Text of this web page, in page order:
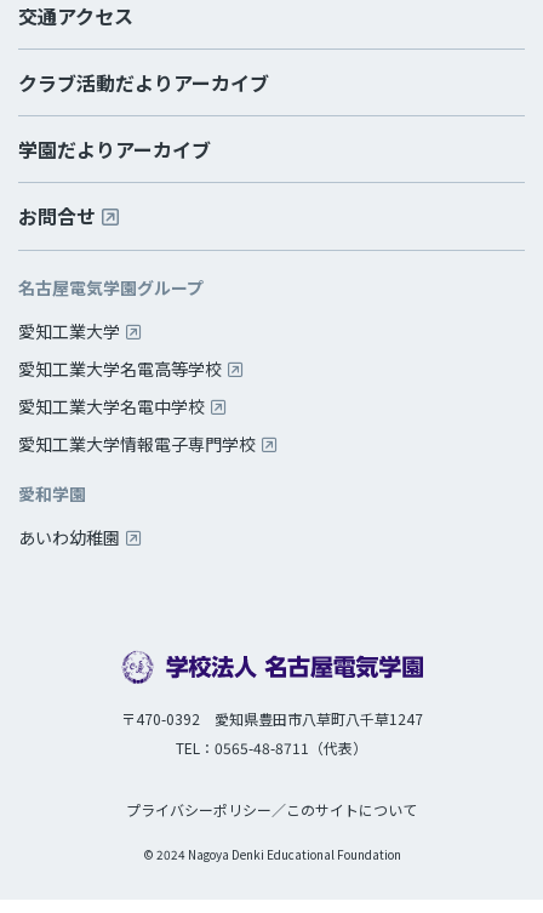
交通アクセス
クラブ活動だよりアーカイブ
学園だよりアーカイブ
お問合せ
名古屋電気学園グループ
愛知工業大学
愛知工業大学名電高等学校
愛知工業大学名電中学校
愛知工業大学情報電子専門学校
愛和学園
あいわ幼稚園
〒470-0392 愛知県豊田市八草町八千草1247
TEL：0565-48-8711（代表）
プライバシーポリシー／このサイトについて
© 2024 Nagoya Denki Educational Foundation